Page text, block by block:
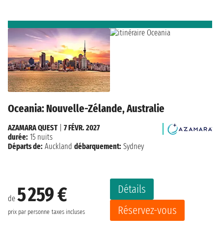
Oceania: Nouvelle-Zélande, Australie
de 5 259 €
prix par personne taxes incluses
Détails
Réservez-vous
AZAMARA QUEST| 7 FÉVR. 2027
durée: 15 nuits
Départs de: Auckland débarquement: Sydney